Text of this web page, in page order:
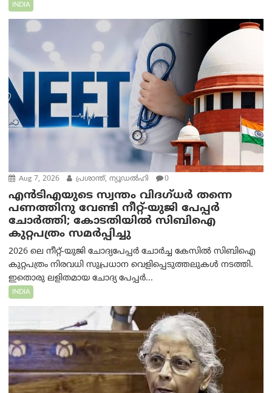
INDIA
Aug 7, 2026 പ്രശാന്ത്, ന്യൂഡല്‍ഹി 0
എൻ‌ടി‌എയുടെ സ്വന്തം വിദഗ്ധർ തന്നെ
പണത്തിനു വേണ്ടി നീറ്റ്-യു‌ജി പേപ്പർ
ചോർത്തി; കോടതിയില്‍ സിബിഐ
കുറ്റപത്രം സമര്‍പ്പിച്ചു
2026 ലെ നീറ്റ്-യുജി ചോദ്യപേപ്പർ ചോർച്ച കേസിൽ സിബിഐ
കുറ്റപത്രം നിരവധി സുപ്രധാന വെളിപ്പെടുത്തലുകൾ നടത്തി.
ഇതൊരു ലളിതമായ ചോദ്യ പേപ്പർ...
INDIA